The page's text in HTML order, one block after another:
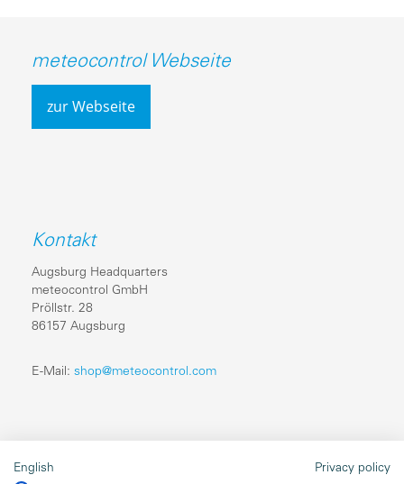
meteocontrol Webseite
zur Webseite
Kontakt
Augsburg Headquarters
meteocontrol GmbH
Pröllstr. 28
86157 Augsburg
E-Mail: shop@meteocontrol.com
Rechtliches
English Privacy policy